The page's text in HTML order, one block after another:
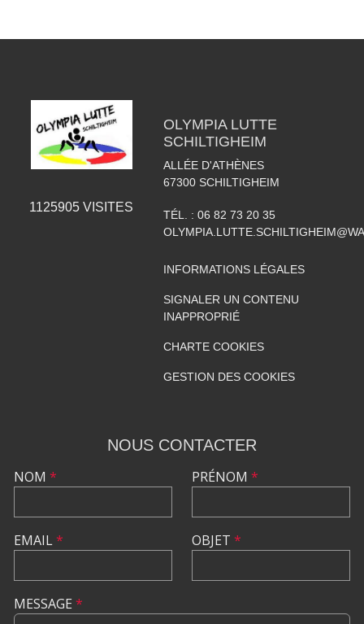
1125905 VISITES
OLYMPIA LUTTE
SCHILTIGHEIM
ALLÉE D'ATHÈNES
67300 SCHILTIGHEIM
TÉL. : 06 82 73 20 35
INFORMATIONS LÉGALES
SIGNALER UN CONTENU
INAPPROPRIÉ
CHARTE COOKIES
GESTION DES COOKIES
NOUS CONTACTER
NOM *
EMAIL*
PRÉNOM *
OBJET *
MESSAGE *